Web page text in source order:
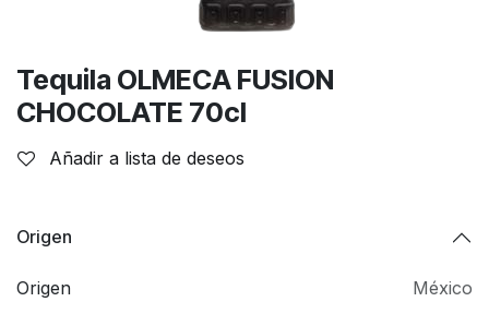
Tequila OLMECA FUSION
CHOCOLATE 70cl
Añadir a lista de deseos
Origen
Origen México